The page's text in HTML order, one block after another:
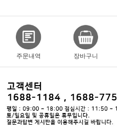
주문내역 장바구니